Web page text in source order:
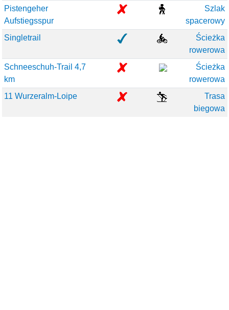
Pistengeher
Aufstiegsspur
Szlak
spacerowy
Singletrail
Ścieżka
rowerowa
Schneeschuh-Trail 4,7
km
Ścieżka
rowerowa
11 Wurzeralm-Loipe
Trasa
biegowa